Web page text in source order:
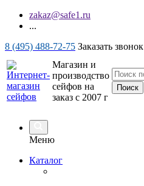
zakaz@safe1.ru
...
8 (495) 488-72-75 Заказать звонок
Магазин и
производство
сейфов на
заказ с 2007 г
Меню
Каталог